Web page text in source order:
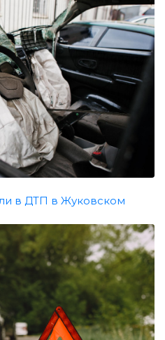
в ДТП в Жуковском